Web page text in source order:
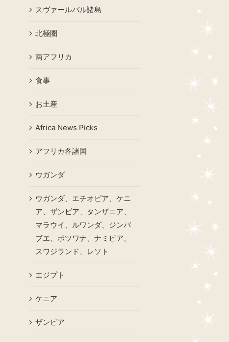
スヴァールバル諸島
北極圏
南アフリカ
食事
お土産
Africa News Picks
アフリカ各諸国
ウガンダ
ウガンダ、エチオピア、ケニ
ア、ザンビア、タンザニア、
マラウイ、ルワンダ、ジンバ
ブエ、ボツワナ、ナミビア、
スワジランド、レソト
エジプト
ケニア
ザンビア